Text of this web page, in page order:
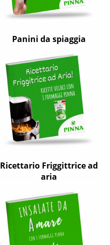
Panini da spiaggia
Ricettario Friggittrice ad
aria